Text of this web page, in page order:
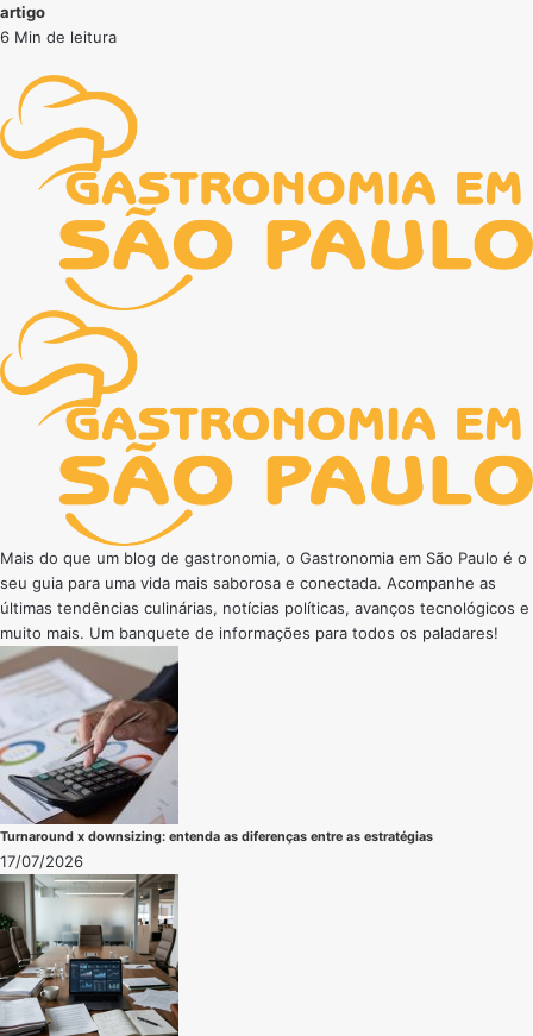
artigo
6 Min de leitura
Mais do que um blog de gastronomia, o Gastronomia em São Paulo é o
seu guia para uma vida mais saborosa e conectada. Acompanhe as
últimas tendências culinárias, notícias políticas, avanços tecnológicos e
muito mais. Um banquete de informações para todos os paladares!
Turnaround x downsizing: entenda as diferenças entre as estratégias
17/07/2026